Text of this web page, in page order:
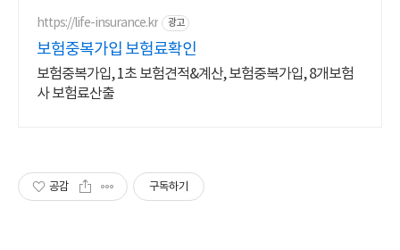
https://life-insurance.kr 광고
보험중복가입 보험료확인
보험중복가입, 1초 보험견적&계산, 보험중복가입, 8개보험
사 보험료산출
공감 구독하기